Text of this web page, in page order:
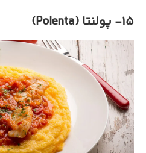
15- پولنتا (Polenta)